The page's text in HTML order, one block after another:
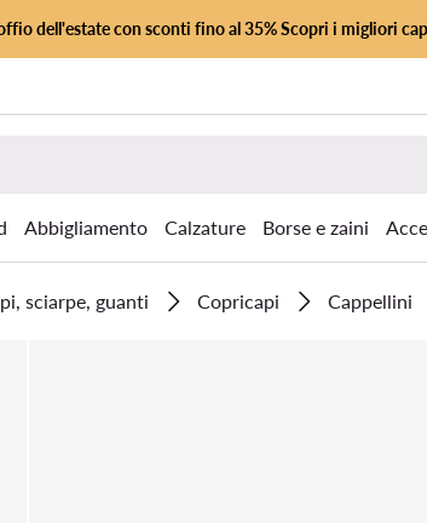
dell'estate con sconti fino al 35% Scopri i migliori
Abbigliamento Calzature Borse e zaini
sciarpe, guanti Copricapi Cappellini